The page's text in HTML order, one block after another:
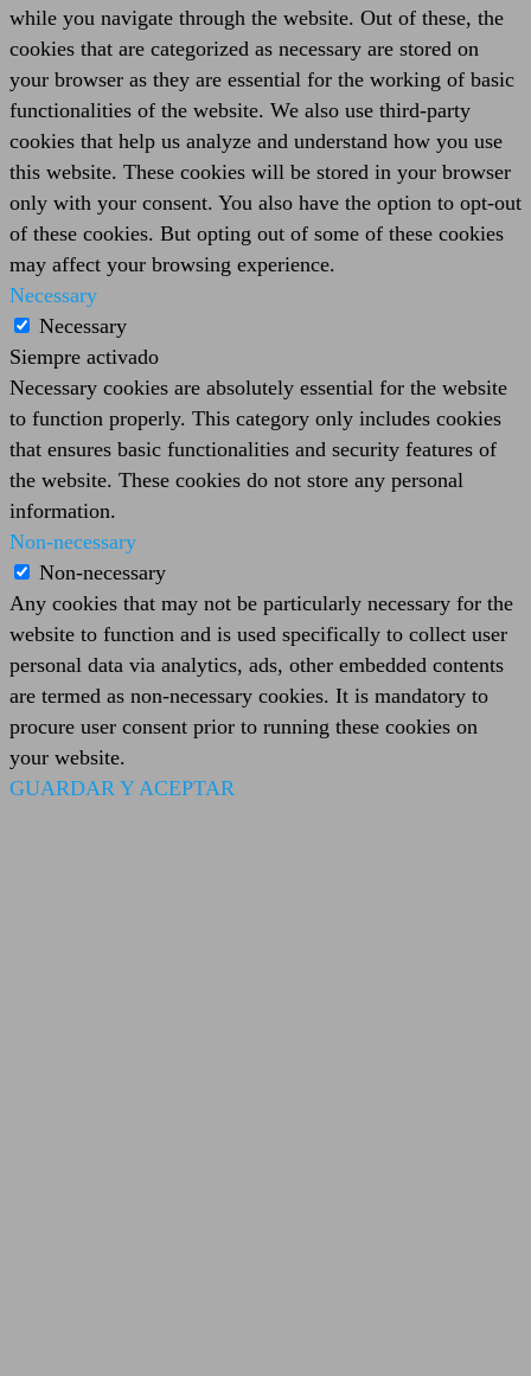
while you navigate through the website. Out of these, the
cookies that are categorized as necessary are stored on
your browser as they are essential for the working of basic
functionalities of the website. We also use third-party
cookies that help us analyze and understand how you use
this website. These cookies will be stored in your browser
only with your consent. You also have the option to opt-out
of these cookies. But opting out of some of these cookies
may affect your browsing experience.
Necessary
Necessary
Siempre activado
Necessary cookies are absolutely essential for the website
to function properly. This category only includes cookies
that ensures basic functionalities and security features of
the website. These cookies do not store any personal
information.
Non-necessary
Non-necessary
Any cookies that may not be particularly necessary for the
website to function and is used specifically to collect user
personal data via analytics, ads, other embedded contents
are termed as non-necessary cookies. It is mandatory to
procure user consent prior to running these cookies on
your website.
GUARDAR Y ACEPTAR